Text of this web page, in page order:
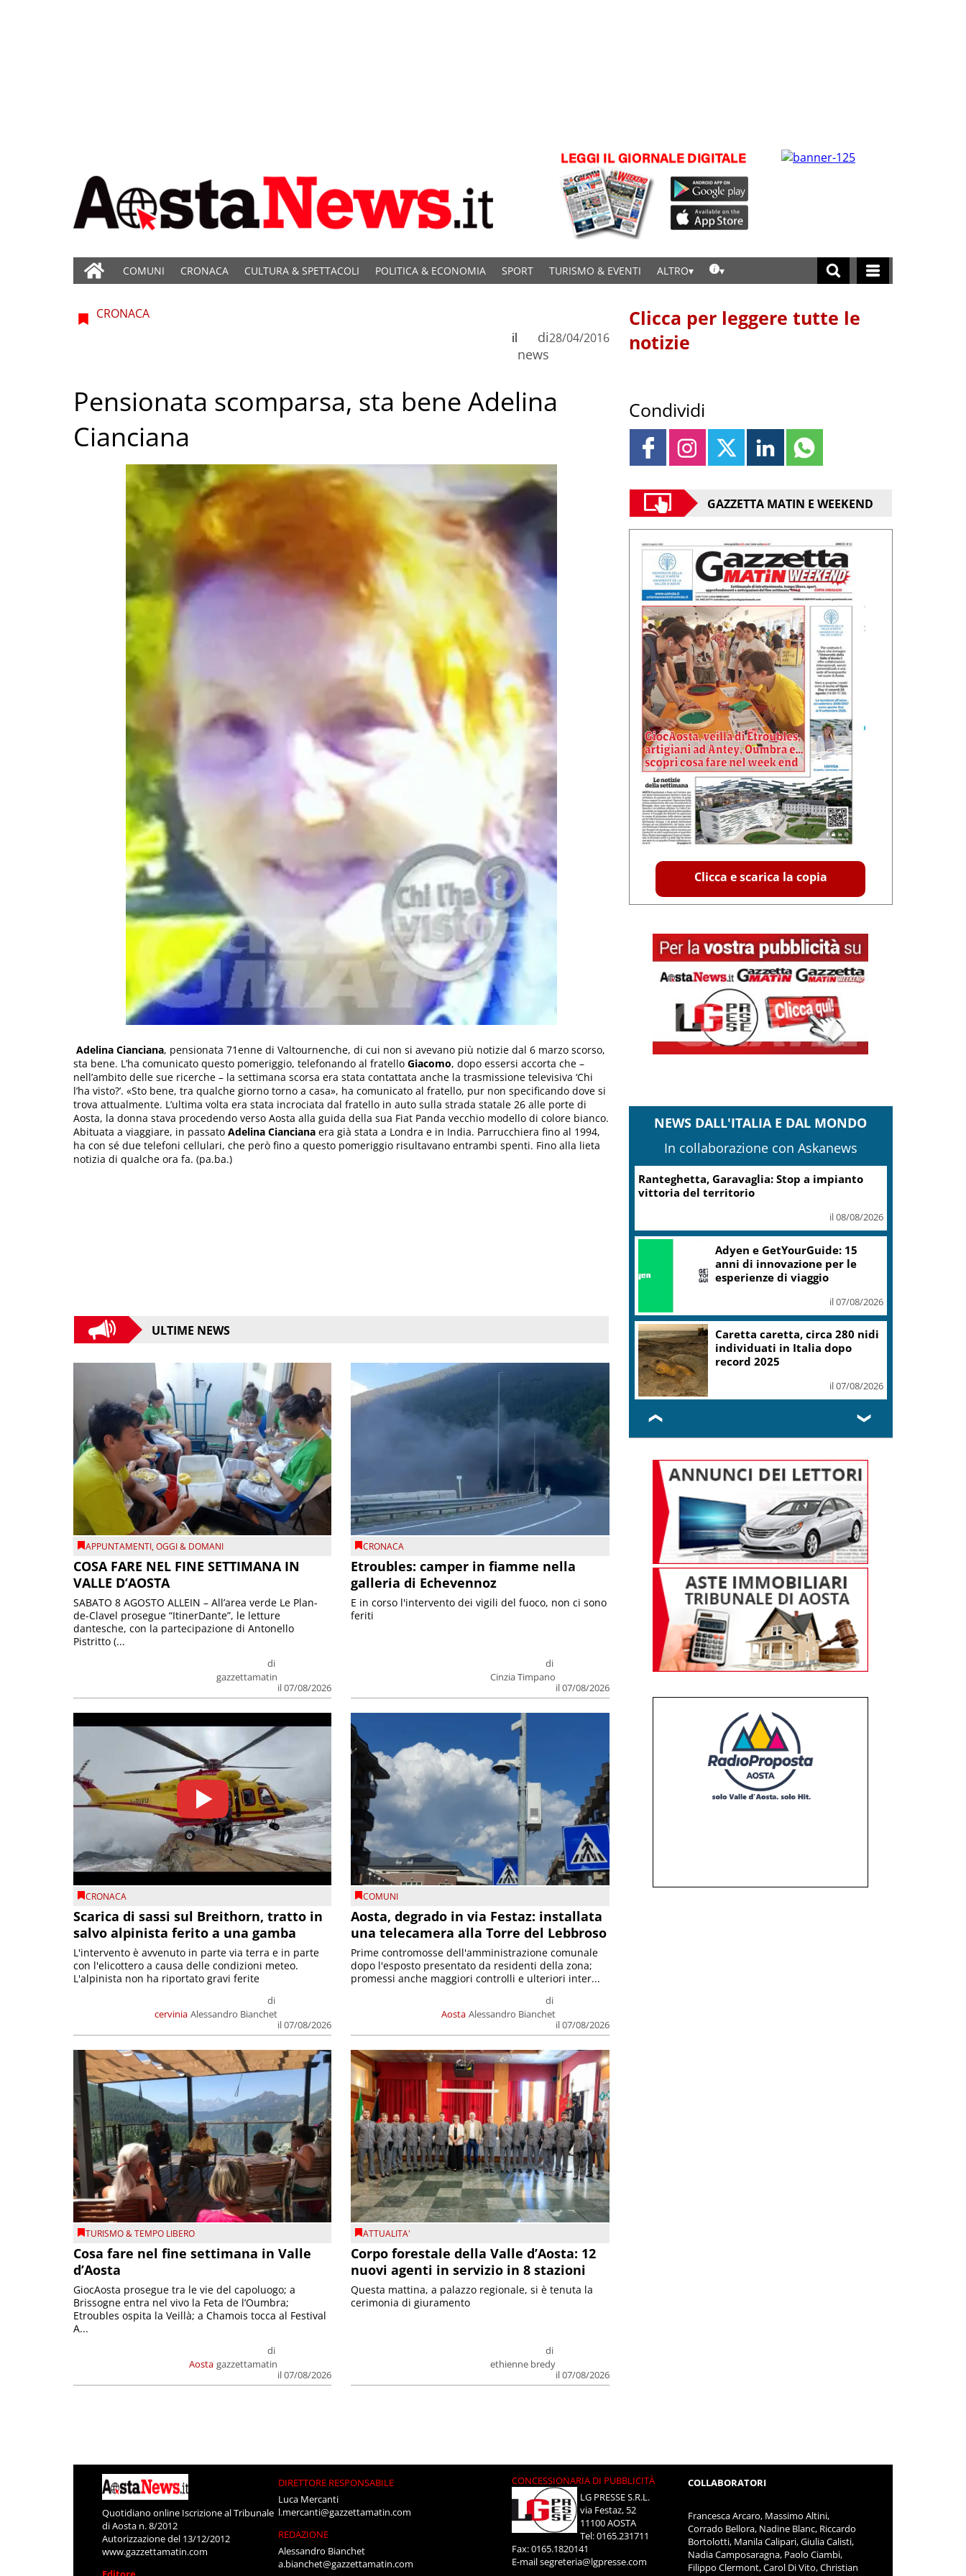
COMUNI CRONACA CULTURA & SPETTACOLI POLITICA & ECONOMIA SPORT TURISMO & EVENTI ALTRO
CRONACA
di
news
il 28/04/2016
Pensionata scomparsa, sta bene Adelina
Cianciana
Adelina Cianciana, pensionata 71enne di Valtournenche, di cui non si avevano più notizie dal 6 marzo scorso,
sta bene. L’ha comunicato questo pomeriggio, telefonando al fratello Giacomo, dopo essersi accorta che –
nell’ambito delle sue ricerche – la settimana scorsa era stata contattata anche la trasmissione televisiva ‘Chi
l’ha visto?’. «Sto bene, tra qualche giorno torno a casa», ha comunicato al fratello, pur non specificando dove si
trova attualmente. L’ultima volta era stata incrociata dal fratello in auto sulla strada statale 26 alle porte di
Aosta, la donna stava procedendo verso Aosta alla guida della sua Fiat Panda vecchio modello di colore bianco.
Abituata a viaggiare, in passato Adelina Cianciana era già stata a Londra e in India. Parrucchiera fino al 1994,
ha con sé due telefoni cellulari, che però fino a questo pomeriggio risultavano entrambi spenti. Fino alla lieta
notizia di qualche ora fa. (pa.ba.)
ULTIME NEWS
APPUNTAMENTI,OGGI & DOMANI
COSA FARE NEL FINE SETTIMANA IN
VALLE D’AOSTA
di
gazzettamatin
il 07/08/2026
SABATO 8 AGOSTO ALLEIN – All’area verde Le Plan-
de-Clavel prosegue “ItinerDante”, le letture
dantesche, con la partecipazione di Antonello
Pistritto (...
CRONACA
Etroubles: camper in fiamme nella
galleria di Echevennoz
di
Cinzia Timpano
il 07/08/2026
E in corso l'intervento dei vigili del fuoco, non ci sono
feriti
CRONACA
Scarica di sassi sul Breithorn, tratto in
salvo alpinista ferito a una gamba
cervinia
di
Alessandro Bianchet
il 07/08/2026
L'intervento è avvenuto in parte via terra e in parte
con l'elicottero a causa delle condizioni meteo.
L'alpinista non ha riportato gravi ferite
COMUNI
Aosta, degrado in via Festaz: installata
una telecamera alla Torre del Lebbroso
Aosta
di
Alessandro Bianchet
il 07/08/2026
Prime contromosse dell'amministrazione comunale
dopo l'esposto presentato da residenti della zona;
promessi anche maggiori controlli e ulteriori inter...
TURISMO & TEMPO LIBERO
Cosa fare nel fine settimana in Valle
d’Aosta
Aosta
di
gazzettamatin
il 07/08/2026
GiocAosta prosegue tra le vie del capoluogo; a
Brissogne entra nel vivo la Feta de l’Oumbra;
Etroubles ospita la Veillà; a Chamois tocca al Festival
A...
ATTUALITA'
Corpo forestale della Valle d’Aosta: 12
nuovi agenti in servizio in 8 stazioni
di
ethienne bredy
il 07/08/2026
Questa mattina, a palazzo regionale, si è tenuta la
cerimonia di giuramento
Clicca per leggere tutte le
notizie
Condividi
GAZZETTA MATIN E WEEKEND
Clicca e scarica la copia
NEWS DALL'ITALIA E DAL MONDO
In collaborazione con Askanews
Ranteghetta, Garavaglia: Stop a impianto
vittoria del territorio
il 08/08/2026
Adyen e GetYourGuide: 15
anni di innovazione per le
esperienze di viaggio
il 07/08/2026
Caretta caretta, circa 280 nidi
individuati in Italia dopo
record 2025
il 07/08/2026
❮ ❯
Quotidiano online Iscrizione al Tribunale
di Aosta n. 8/2012
Autorizzazione del 13/12/2012
www.gazzettamatin.com
DIRETTORE RESPONSABILE
Luca Mercanti
l.mercanti@gazzettamatin.com
REDAZIONE
Alessandro Bianchet
a.bianchet@gazzettamatin.com
CONCESSIONARIA DI PUBBLICITÀ
LG PRESSE S.R.L.
via Festaz, 52
11100 AOSTA
Tel: 0165.231711
Fax: 0165.1820141
E-mailsegreteria@lgpresse.com
COLLABORATORI
Francesca Arcaro, Massimo Altini,
Corrado Bellora, Nadine Blanc, Riccardo
Bortolotti, Manila Calipari, Giulia Calisti,
Nadia Camposaragna, Paolo Ciambi,
Filippo Clermont, Carol Di Vito, Christian